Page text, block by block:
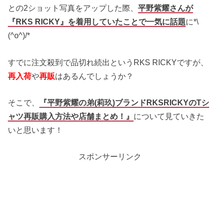
との2ショット写真をアップした際、平野紫耀さんが
『RKS RICKY』を着用していたことで一気に話題に*\
(^o^)/*
すでに注文殺到で品切れ続出というRKS RICKYですが、
再入荷や再販はあるんでしょうか？
そこで、
『平野紫耀の弟(莉玖)ブランドRKSRICKYのTシ
ャツ再販購入方法や店舗まとめ！』 について見ていきた
いと思います！
スポンサーリンク